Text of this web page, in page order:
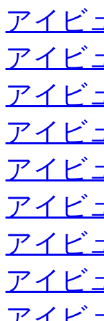
アイビ
アイビ
アイビ
アイビ
アイビ
アイビ
アイビ
アイビ